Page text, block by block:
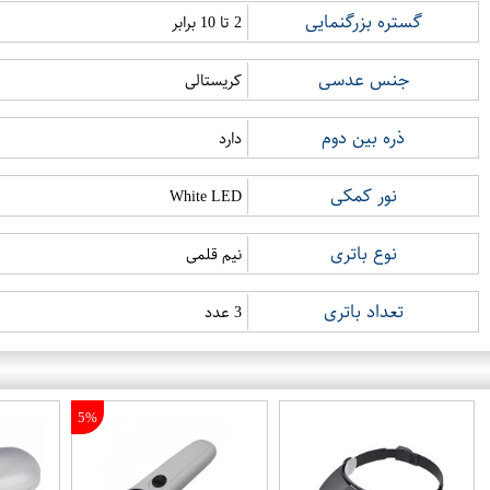
گستره بزرگنمایی 2 تا 10 برابر
جنس عدسی کریستالی
ذره بین دوم دارد
نور کمکی White LED
نوع باتری نیم قلمی
تعداد باتری 3 عدد
5%